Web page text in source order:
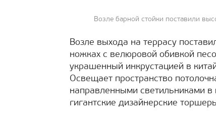
Возле барной стойки поставили
Возле выхода на террасу
ножках с велюровой обивкой
украшенный инкрустацией в
Освещает пространство
направленными светильниками в
гигантские дизайнерские